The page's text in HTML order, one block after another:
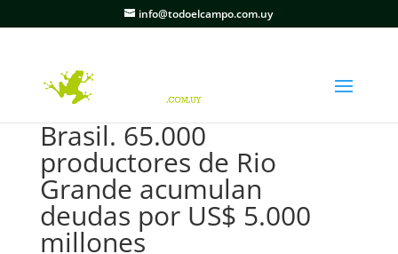
info@todoelcampo.com.uy
Brasil. 65.000
productores de Rio
Grande acumulan
deudas por US$ 5.000
millones